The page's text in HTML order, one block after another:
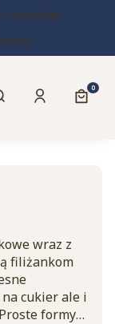
artystów
Zaloguj się
wraz z
filiżankom
cukier ale i
formy